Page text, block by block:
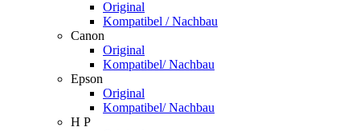
Original
Kompatibel / Nachbau
Canon
Original
Kompatibel/ Nachbau
Epson
Original
Kompatibel/ Nachbau
H P